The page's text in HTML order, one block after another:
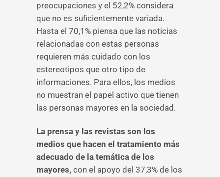
preocupaciones y el 52,2% considera
que no es suficientemente variada.
Hasta el 70,1% piensa que las noticias
relacionadas con estas personas
requieren más cuidado con los
estereotipos que otro tipo de
informaciones. Para ellos, los medios
no muestran el papel activo que tienen
las personas mayores en la sociedad.
La prensa y las revistas son los
medios que hacen el tratamiento más
adecuado de la temática de los
mayores, con el apoyo del 37,3% de los